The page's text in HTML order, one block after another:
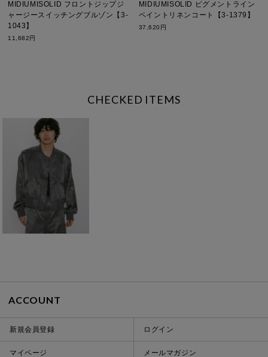
MIDIUMISOLID フロントジップジ
ャージースイッチングブルゾン【3-
1043】
11,682円
MIDIUMISOLID ピグメントライン
ペイントリネンコート【3-1379】
37,620円
CHECKED ITEMS
ACCOUNT
新規会員登録 ログイン
マイページ メールマガジン